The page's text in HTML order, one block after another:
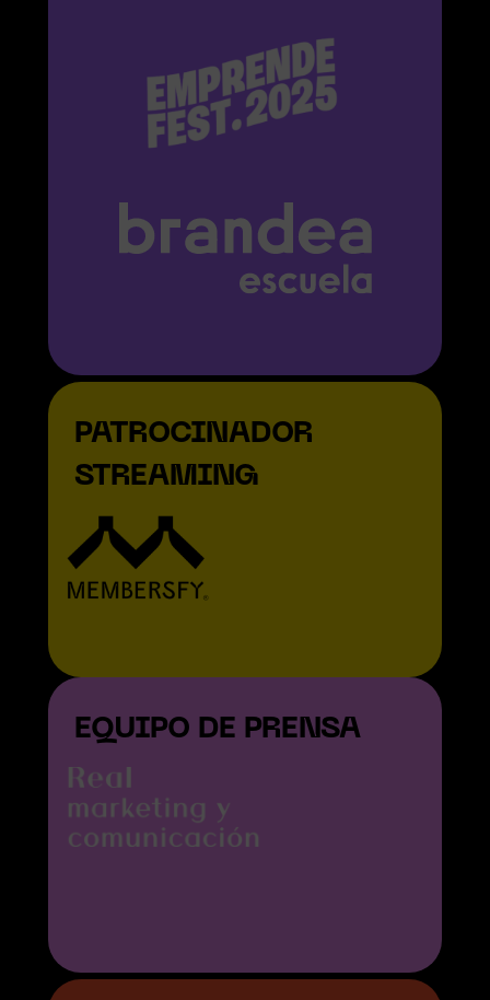
PATROCINADOR
STREAMING
EQUIPO DE PRENSA